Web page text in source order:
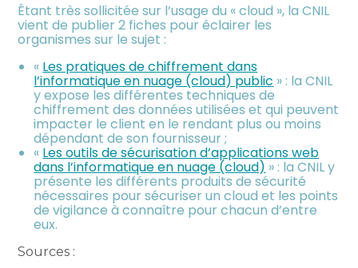
Étant très sollicitée sur l’usage du « cloud », la CNIL
vient de publier 2 fiches pour éclairer les
organismes sur le sujet :
« Les pratiques de chiffrement dans
l’informatique en nuage (cloud) public » : la CNIL
y expose les différentes techniques de
chiffrement des données utilisées et qui peuvent
impacter le client en le rendant plus ou moins
dépendant de son fournisseur ;
« Les outils de sécurisation d’applications web
dans l’informatique en nuage (cloud) » : la CNIL y
présente les différents produits de sécurité
nécessaires pour sécuriser un cloud et les points
de vigilance à connaître pour chacun d’entre
eux.
Sources :